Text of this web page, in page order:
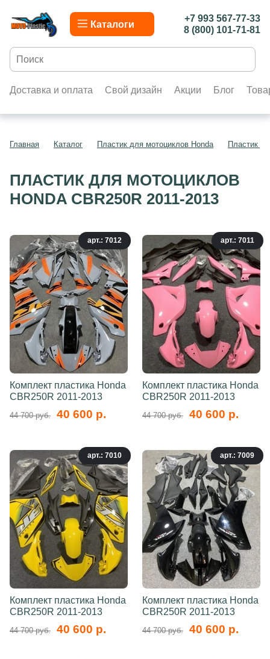
Каталоги
+7 993 567-77-33
8 (800) 101-71-81
Доставка и оплата Свой дизайн Акции Блог
Главная Каталог Пластик для мотоциклов Honda Пластик
ПЛАСТИК ДЛЯ МОТОЦИКЛОВ
HONDA CBR250R 2011-2013
арт.: 7012
Комплект пластика Honda
CBR250R 2011-2013
44 700 руб. 40 600 р.
арт.: 7011
Комплект пластика Honda
CBR250R 2011-2013
44 700 руб. 40 600 р.
арт.: 7010
Комплект пластика Honda
CBR250R 2011-2013
44 700 руб. 40 600 р.
арт.: 7009
Комплект пластика Honda
CBR250R 2011-2013
44 700 руб. 40 600 р.